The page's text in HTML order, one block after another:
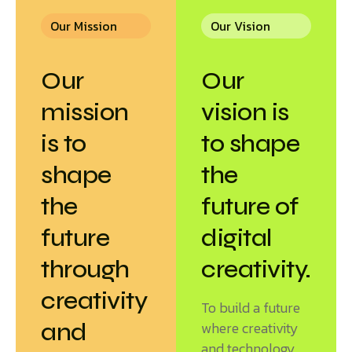
Our Mission
Our
mission
is to
shape
the
future
through
creativity
and
Our Vision
Our
vision is
to shape
the
future of
digital
creativity.
To build a future
where creativity